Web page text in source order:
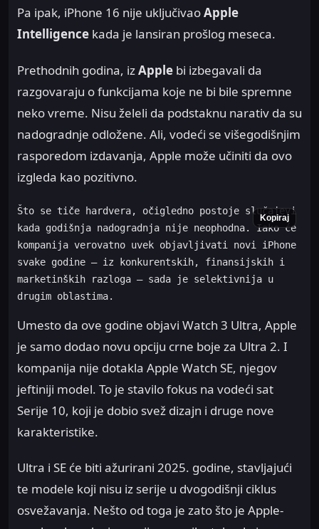
Pa ipak, iPhone 16 nije uključivaoApple
Intelligence kada je lansiran prošlog meseca.
Prethodnih godina, izApple bi izbegavali da
razgovaraju o funkcijama koje ne bi bile spremne
neko vreme. Nisu želeli da podstaknu narativ da su
nadogradnje odložene. Ali, vodeći se višegodišnjim
rasporedom izdavanja, Apple može učiniti da ovo
izgleda kao pozitivno.
Što se tiče hardvera, očigledno postoje slučajevi
kada godišnja nadogradnja nije neophodna. Iako će
kompanija verovatno uvek objavljivati novi iPhone
svake godine – iz konkurentskih, finansijskih i
marketinških razloga – sada je selektivnija u
drugim oblastima.
Kopiraj
Umesto da ove godine objavi Watch 3 Ultra, Apple
je samo dodao novu opciju crne boje za Ultra 2. I
kompanija nije dotakla Apple Watch SE, njegov
jeftiniji model. To je stavilo fokus na vodeći sat
Serije 10, koji je dobio svež dizajn i druge nove
karakteristike.
Ultra i SE će biti ažurirani 2025. godine, stavljajući
te modele koji nisu iz serije u dvogodišnji ciklus
osvežavanja. Nešto od toga je zato što je Apple-